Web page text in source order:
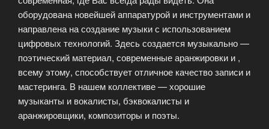
оборудована новейшей аппаратурой и инструментами и
направлена на создание музыки с использованием
цифровых технологий. Здесь создается музыкально —
поэтический материал, современные аранжировки и ,
всему этому, способствует отличное качество записи и
мастеринга. В нашем коллективе — хорошие
музыканты и вокалисты, бэквокалисты и
аранжировщики, композиторы и поэты.